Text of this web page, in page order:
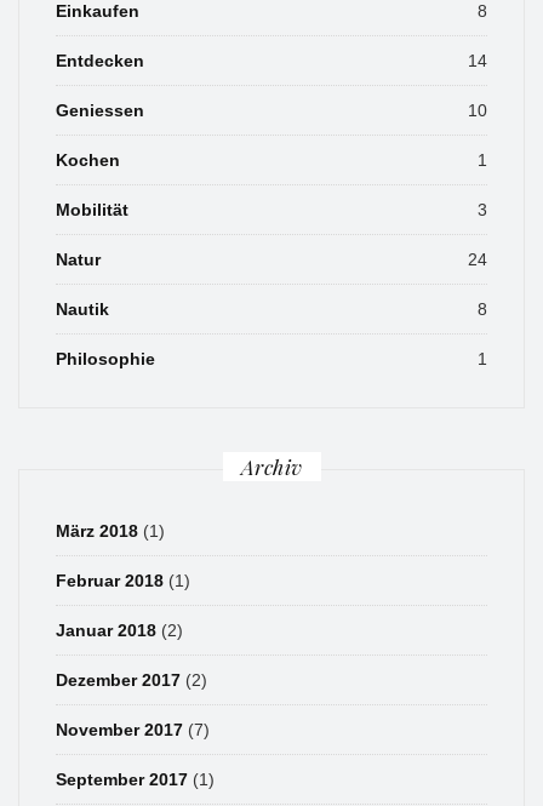
Einkaufen 8
Entdecken 14
Geniessen 10
Kochen 1
Mobilität 3
Natur 24
Nautik 8
Philosophie 1
Archiv
März 2018 (1)
Februar 2018 (1)
Januar 2018 (2)
Dezember 2017 (2)
November 2017 (7)
September 2017 (1)